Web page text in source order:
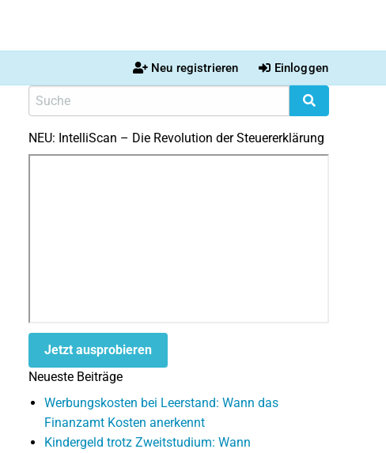
Neu registrieren Einloggen
NEU: IntelliScan – Die Revolution der Steuererklärung
Jetzt ausprobieren
Neueste Beiträge
Werbungskosten bei Leerstand: Wann das
Finanzamt Kosten anerkennt
Kindergeld trotz Zweitstudium: Wann